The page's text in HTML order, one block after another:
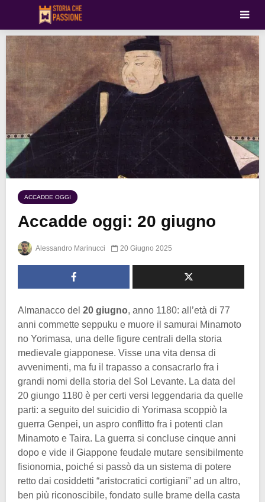
ACCADDE OGGI
Accadde oggi: 20 giugno
Alessandro Marinucci 20 Giugno 2025
Almanacco del 20 giugno, anno 1180: all’età di 77
anni commette seppuku e muore il samurai Minamoto
no Yorimasa, una delle figure centrali della storia
medievale giapponese. Visse una vita densa di
avvenimenti, ma fu il trapasso a consacrarlo fra i
grandi nomi della storia del Sol Levante. La data del
20 giungo 1180 è per certi versi leggendaria da quelle
parti: a seguito del suicidio di Yorimasa scoppiò la
guerra Genpei, un aspro conflitto fra i potenti clan
Minamoto e Taira. La guerra si concluse cinque anni
dopo e vide il Giappone feudale mutare sensibilmente
fisionomia, poiché si passò da un sistema di potere
retto dai cosiddetti “aristocratici cortigiani” ad un altro,
ben più riconoscibile, fondato sulle brame della casta